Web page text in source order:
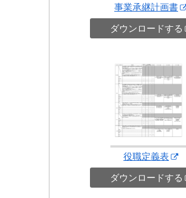
事業承継計画書
ダウンロードする
役職定義表
ダウンロードする